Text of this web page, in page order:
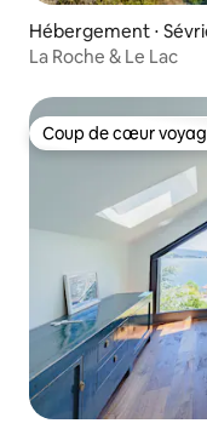
Hébergement ⋅
La Roche & Le Lac
Coup de cœur
Coup de cœur